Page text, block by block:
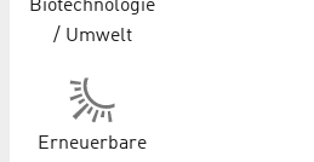
Biotechnologie
/ Umwelt
Erneuerbare